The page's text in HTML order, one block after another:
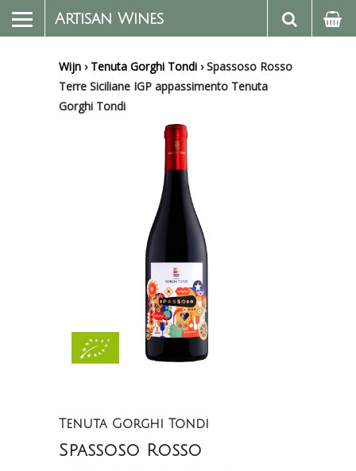
Artisan Wines
Wijn › Tenuta Gorghi Tondi ›Spassoso Rosso
Terre Siciliane IGP appassimento Tenuta
Gorghi Tondi
Tenuta Gorghi Tondi
Spassoso Rosso